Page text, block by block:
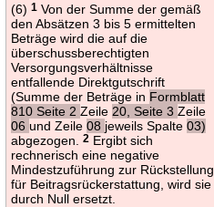
(6)1 Von der Summe der gemäß
den Absätzen 3 bis 5 ermittelten
Beträge wird die auf die
überschussberechtigten
Versorgungsverhältnisse
entfallende Direktgutschrift
(Summe der Beträge in Formblatt
810 Seite 2Zeile 20, Seite 3Zeile
06und Zeile08 jeweils Spalte03)
abgezogen.2 Ergibt sich
rechnerisch eine negative
Mindestzuführung zur Rückstellung
für Beitragsrückerstattung, wird sie
durch Null ersetzt.